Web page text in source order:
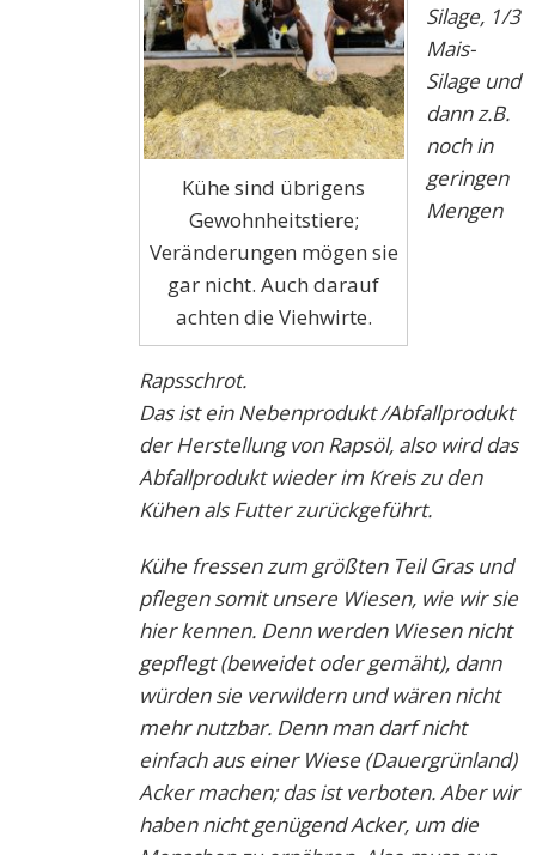
Kühe sind übrigens
Gewohnheitstiere;
Veränderungen mögen sie
gar nicht. Auch darauf
achten die Viehwirte.
Silage, 1/3
Mais-
Silage und
dann z.B.
noch in
geringen
Mengen
Rapsschrot.
Das ist ein Nebenprodukt /Abfallprodukt
der Herstellung von Rapsöl, also wird das
Abfallprodukt wieder im Kreis zu den
Kühen als Futter zurückgeführt.
Kühe fressen zum größten Teil Gras und
pflegen somit unsere Wiesen, wie wir sie
hier kennen. Denn werden Wiesen nicht
gepflegt (beweidet oder gemäht), dann
würden sie verwildern und wären nicht
mehr nutzbar. Denn man darf nicht
einfach aus einer Wiese (Dauergrünland)
Acker machen; das ist verboten. Aber wir
haben nicht genügend Acker, um die